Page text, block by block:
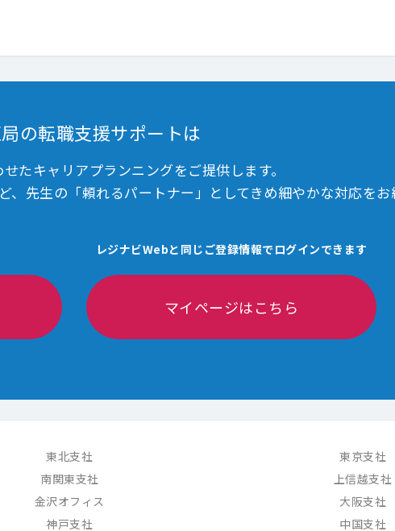
の転職支援サポートは
たキャリアプランニングをご提供します。
先生の「頼れるパートナー」としてきめ細やかな対応をお
レジナビWebと同じご登録情報でログインできます
マイページはこちら
東北支社
東京支社
南関東支社
上信越支社
金沢オフィス
大阪支社
神戸支社
中国支社